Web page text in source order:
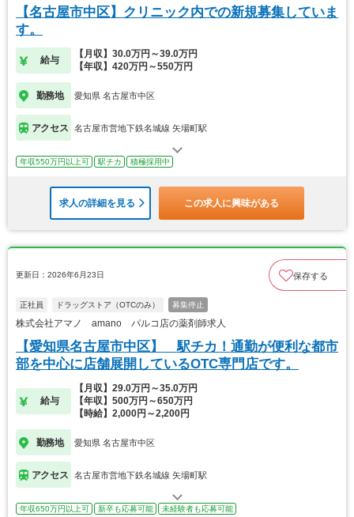
【名古屋市中区】クリニック内での新規募集していま
す。
給与
【月収】30.0万円～39.0万円
【年収】420万円～550万円
勤務地 愛知県 名古屋市中区
アクセス 名古屋市営地下鉄名城線 矢場町駅
年収550万円以上可 駅チカ 積極採用中
求人の詳細を見る この求人に興味がある
更新日：2026年6月23日 保存する
正社員 ドラッグストア（OTCのみ） 募集停止
株式会社アマノ amano パルコ店の薬剤師求人
【愛知県名古屋市中区】 駅チカ！通勤が便利な都市
部を中心に店舗展開しているOTC専門店です。
給与
【月収】29.0万円～35.0万円
【年収】500万円～650万円
【時給】2,000円～2,200円
勤務地 愛知県 名古屋市中区
アクセス 名古屋市営地下鉄名城線 矢場町駅
年収650万円以上可 新卒も応募可能
未経験者も応募可能